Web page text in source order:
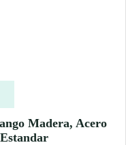
Madera, Acero